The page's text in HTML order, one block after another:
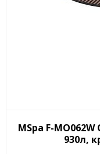
MSpa F-
930л,